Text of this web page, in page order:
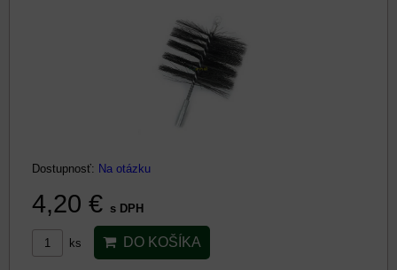
Dostupnosť: Na otázku
4,20 € s DPH
ks DO KOŠÍKA